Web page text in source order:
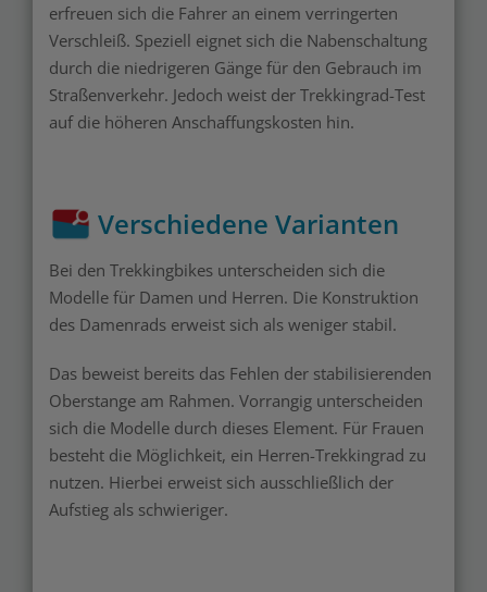
erfreuen sich die Fahrer an einem verringerten
Verschleiß. Speziell eignet sich die Nabenschaltung
durch die niedrigeren Gänge für den Gebrauch im
Straßenverkehr. Jedoch weist der Trekkingrad-Test
auf die höheren Anschaffungskosten hin.
Verschiedene Varianten
Bei den Trekkingbikes unterscheiden sich die
Modelle für Damen und Herren. Die Konstruktion
des Damenrads erweist sich als weniger stabil.
Das beweist bereits das Fehlen der stabilisierenden
Oberstange am Rahmen. Vorrangig unterscheiden
sich die Modelle durch dieses Element. Für Frauen
besteht die Möglichkeit, ein Herren-Trekkingrad zu
nutzen. Hierbei erweist sich ausschließlich der
Aufstieg als schwieriger.